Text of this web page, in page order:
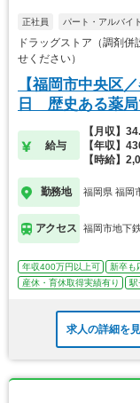
正社員 パート・アルバイト
ドラッグストア（調剤
せください）
【福岡市中央区
日 歴史ある薬局
給与
【月収】
【年収】
【時給】
勤務地 福岡県 福岡
アクセス 福岡市地下
年収400万円以上可 新卒も
産休・育休取得実績有り
駅
求人の詳細を